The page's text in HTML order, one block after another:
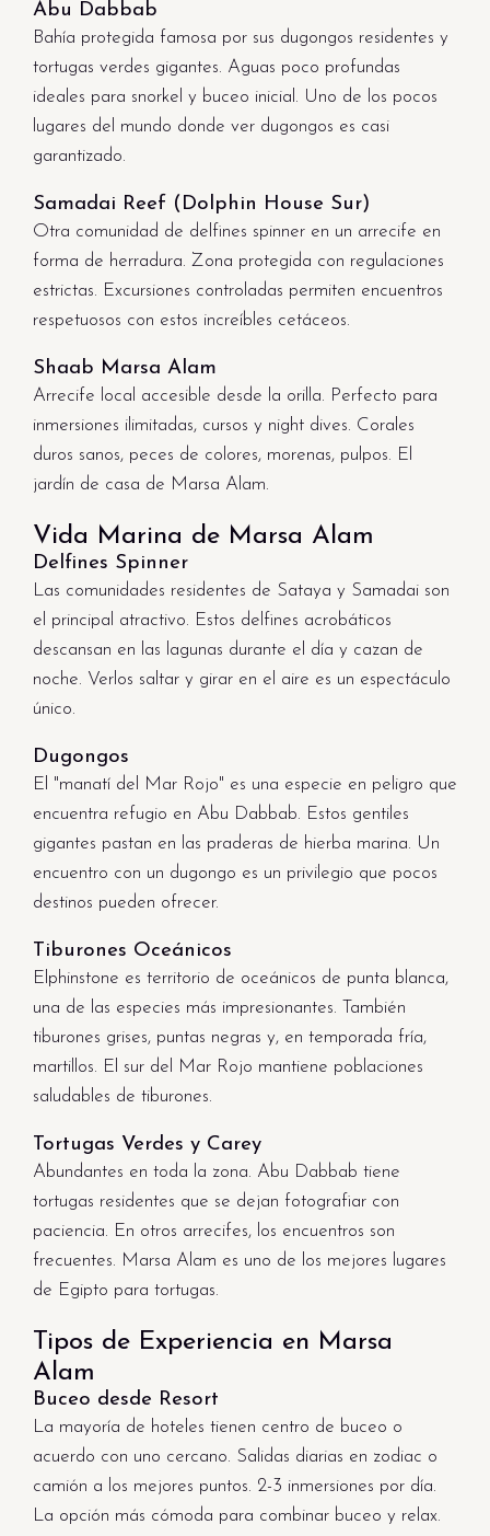
Abu Dabbab
Bahía protegida famosa por sus dugongos residentes y
tortugas verdes gigantes. Aguas poco profundas
ideales para snorkel y buceo inicial. Uno de los pocos
lugares del mundo donde ver dugongos es casi
garantizado.
Samadai Reef (Dolphin House Sur)
Otra comunidad de delfines spinner en un arrecife en
forma de herradura. Zona protegida con regulaciones
estrictas. Excursiones controladas permiten encuentros
respetuosos con estos increíbles cetáceos.
Shaab Marsa Alam
Arrecife local accesible desde la orilla. Perfecto para
inmersiones ilimitadas, cursos y night dives. Corales
duros sanos, peces de colores, morenas, pulpos. El
jardín de casa de Marsa Alam.
Vida Marina de Marsa Alam
Delfines Spinner
Las comunidades residentes de Sataya y Samadai son
el principal atractivo. Estos delfines acrobáticos
descansan en las lagunas durante el día y cazan de
noche. Verlos saltar y girar en el aire es un espectáculo
único.
Dugongos
El "manatí del Mar Rojo" es una especie en peligro que
encuentra refugio en Abu Dabbab. Estos gentiles
gigantes pastan en las praderas de hierba marina. Un
encuentro con un dugongo es un privilegio que pocos
destinos pueden ofrecer.
Tiburones Oceánicos
Elphinstone es territorio de oceánicos de punta blanca,
una de las especies más impresionantes. También
tiburones grises, puntas negras y, en temporada fría,
martillos. El sur del Mar Rojo mantiene poblaciones
saludables de tiburones.
Tortugas Verdes y Carey
Abundantes en toda la zona. Abu Dabbab tiene
tortugas residentes que se dejan fotografiar con
paciencia. En otros arrecifes, los encuentros son
frecuentes. Marsa Alam es uno de los mejores lugares
de Egipto para tortugas.
Tipos de Experiencia en Marsa
Alam
Buceo desde Resort
La mayoría de hoteles tienen centro de buceo o
acuerdo con uno cercano. Salidas diarias en zodiac o
camión a los mejores puntos. 2-3 inmersiones por día.
La opción más cómoda para combinar buceo y relax.